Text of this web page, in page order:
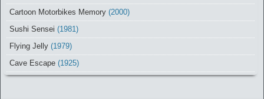
Cartoon Motorbikes Memory (2000)
Sushi Sensei (1981)
Flying Jelly (1979)
Cave Escape (1925)